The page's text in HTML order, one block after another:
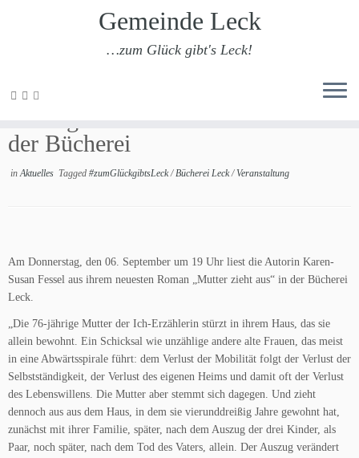
Zum
Gemeinde Leck
…zum Glück gibt's Leck!
der Bücherei
inAktuelles Tagged #zumGlückgibtsLeck/Bücherei Leck/Veranstaltung
Am Donnerstag, den 06. September um 19 Uhr liest die Autorin Karen-
Susan Fessel aus ihrem neuesten Roman „Mutter zieht aus“ in der Bücherei
Leck.
„Die 76-jährige Mutter der Ich-Erzählerin stürzt in ihrem Haus, das sie
allein bewohnt. Ein Schicksal wie unzählige andere alte Frauen, das meist
in eine Abwärtsspirale führt: dem Verlust der Mobilität folgt der Verlust der
Selbstständigkeit, der Verlust des eigenen Heims und damit oft der Verlust
des Lebenswillens. Die Mutter aber stemmt sich dagegen. Und zieht
dennoch aus aus dem Haus, in dem sie vierunddreißig Jahre gewohnt hat,
zunächst mit ihrer Familie, später, nach dem Auszug der drei Kinder, als
Paar, noch später, nach dem Tod des Vaters, allein. Der Auszug verändert